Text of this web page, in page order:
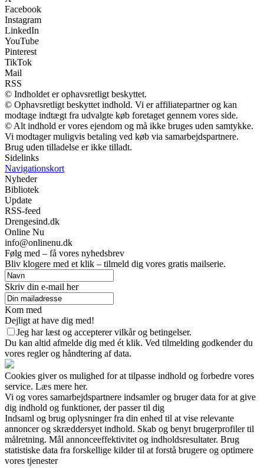
Facebook
Instagram
LinkedIn
YouTube
Pinterest
TikTok
Mail
RSS
© Indholdet er ophavsretligt beskyttet.
© Ophavsretligt beskyttet indhold. Vi er affiliatepartner og kan
modtage indtægt fra udvalgte køb foretaget gennem vores side.
© Alt indhold er vores ejendom og må ikke bruges uden samtykke.
Vi modtager muligvis betaling ved køb via samarbejdspartnere.
Brug uden tilladelse er ikke tilladt.
Sidelinks
Navigationskort
Nyheder
Bibliotek
Update
RSS-feed
Drengesind.dk
Online Nu
info@onlinenu.dk
Følg med – få vores nyhedsbrev
Bliv klogere med et klik – tilmeld dig vores gratis mailserie.
Skriv din e-mail her
Kom med
Dejligt at have dig med!
Jeg har læst og accepterer vilkår og betingelser.
Du kan altid afmelde dig med ét klik. Ved tilmelding godkender du
vores regler og håndtering af data.
Cookies giver os mulighed for at tilpasse indhold og forbedre vores
service. Læs mere her.
Vi og vores samarbejdspartnere indsamler og bruger data for at give
dig indhold og funktioner, der passer til dig
Indsaml og brug oplysninger fra din enhed til at vise relevante
annoncer og skræddersyet indhold. Skab og benyt brugerprofiler til
målretning. Mål annonceeffektivitet og indholdsresultater. Brug
statistiske data fra forskellige kilder til at forstå brugere og optimere
vores tjenester